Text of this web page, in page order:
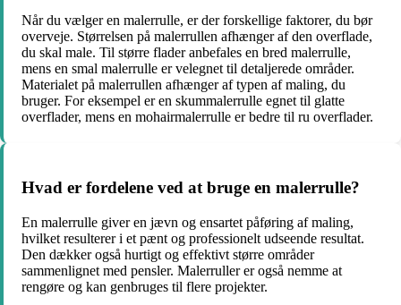
Når du vælger en malerrulle, er der forskellige faktorer, du bør
overveje. Størrelsen på malerrullen afhænger af den overflade,
du skal male. Til større flader anbefales en bred malerrulle,
mens en smal malerrulle er velegnet til detaljerede områder.
Materialet på malerrullen afhænger af typen af maling, du
bruger. For eksempel er en skummalerrulle egnet til glatte
overflader, mens en mohairmalerrulle er bedre til ru overflader.
Hvad er fordelene ved at bruge en malerrulle?
En malerrulle giver en jævn og ensartet påføring af maling,
hvilket resulterer i et pænt og professionelt udseende resultat.
Den dækker også hurtigt og effektivt større områder
sammenlignet med pensler. Malerruller er også nemme at
rengøre og kan genbruges til flere projekter.